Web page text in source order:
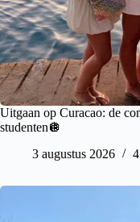
Uitgaan op Curacao: de
studenten🪩
3 augustus 2026